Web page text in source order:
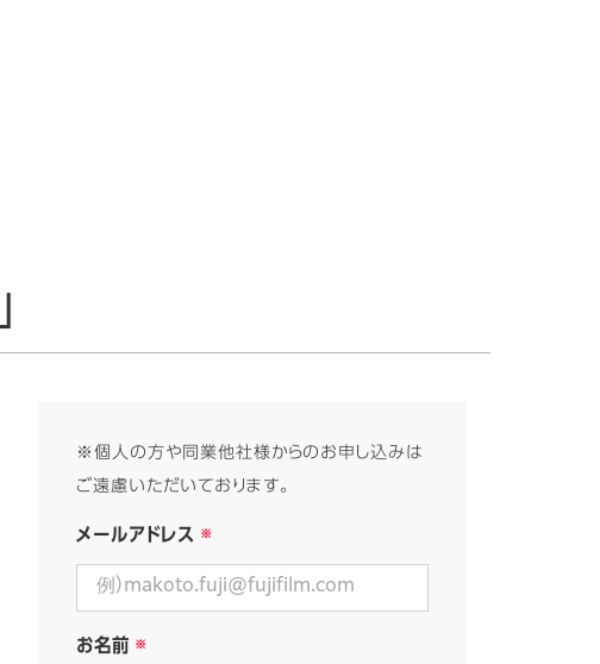
※個人の方や同業他社様からのお申し込みは
ご遠慮いただいております。
メールアドレス
お名前